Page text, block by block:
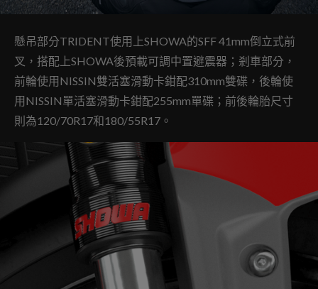
懸吊部分TRIDENT使用上SHOWA的SFF 41mm倒立式前
叉，搭配上SHOWA後預載可調中置避震器；剎車部分，
前輪使用NISSIN雙活塞滑動卡鉗配310mm雙碟，後輪使
用NISSIN單活塞滑動卡鉗配255mm單碟；前後輪胎尺寸
則為120/70R17和180/55R17。